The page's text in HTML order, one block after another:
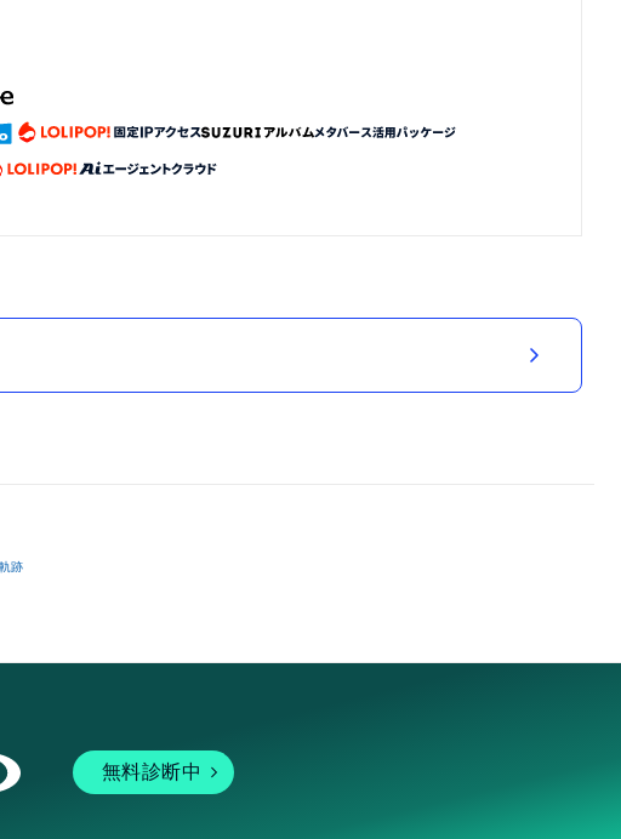
跡
無料診断中